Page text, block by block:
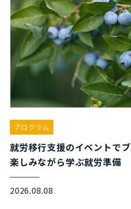
プログラム
就労移行支援のイベントで
楽しみながら学ぶ就労準備
2026.08.08